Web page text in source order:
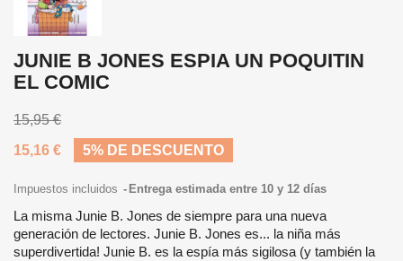
JUNIE B JONES ESPIA UN POQUITIN
EL COMIC
15,95 €
15,16 €
5% DE DESCUENTO
Impuestos incluidos Entrega estimada entre 10 y 12 días
La misma Junie B. Jones de siempre para una nueva
generación de lectores. Junie B. Jones es... la niña más
superdivertida! Junie B. es la espía más sigilosa (y también la